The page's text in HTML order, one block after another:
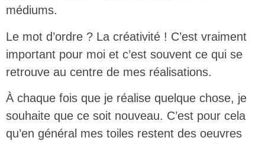
médiums.
Le mot d’ordre ? La créativité ! C’est vraiment
important pour moi et c’est souvent ce qui se
retrouve au centre de mes réalisations.
À chaque fois que je réalise quelque chose, je
souhaite que ce soit nouveau. C’est pour cela
qu’en général mes toiles restent des oeuvres